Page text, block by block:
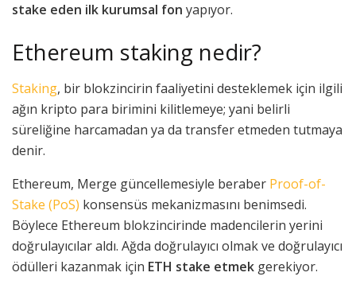
stake eden ilk kurumsal fon yapıyor.
Ethereum staking nedir?
Staking, bir blokzincirin faaliyetini desteklemek için ilgili
ağın kripto para birimini kilitlemeye; yani belirli
süreliğine harcamadan ya da transfer etmeden tutmaya
denir.
Ethereum, Merge güncellemesiyle beraber Proof-of-
Stake (PoS) konsensüs mekanizmasını benimsedi.
Böylece Ethereum blokzincirinde madencilerin yerini
doğrulayıcılar aldı. Ağda doğrulayıcı olmak ve doğrulayıcı
ödülleri kazanmak için ETH stake etmek gerekiyor.